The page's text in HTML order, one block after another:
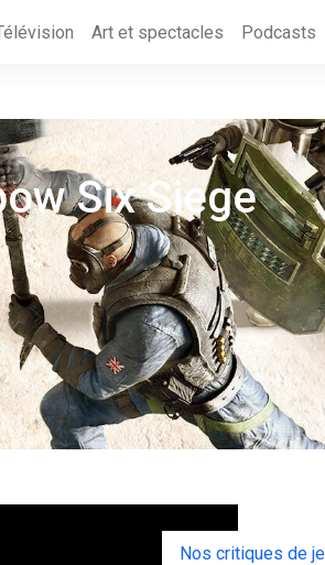
Art et spectacles Podcasts
Six Siege
Nos critiques de